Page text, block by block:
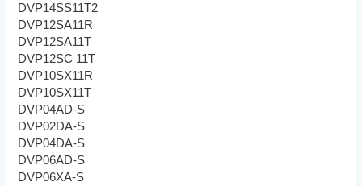
DVP14SS11T2
DVP12SA11R
DVP12SA11T
DVP12SC 11T
DVP10SX11R
DVP10SX11T
DVP04AD-S
DVP02DA-S
DVP04DA-S
DVP06AD-S
DVP06XA-S